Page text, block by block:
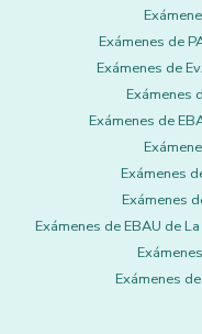
Exámenes de
Exámenes de
Exámenes
Exámenes de
Exámenes
Exámenes
Exámenes de EBAU de
Exámenes